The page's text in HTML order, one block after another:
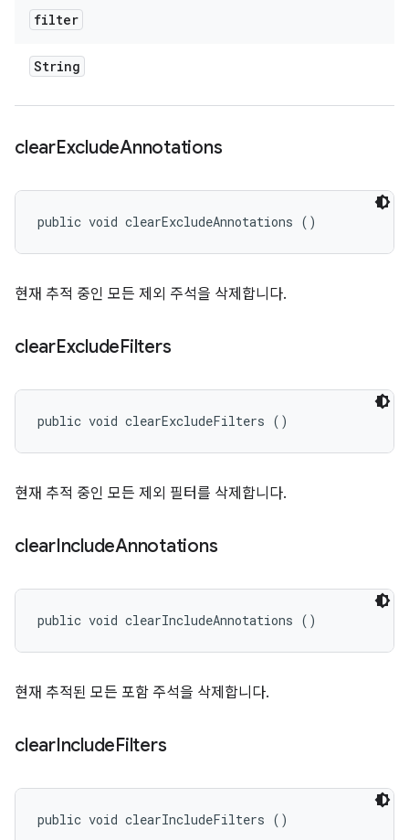
filter
String
clearExcludeAnnotations
public void clearExcludeAnnotations ()
현재 추적 중인 모든 제외 주석을 삭제합니다.
clearExcludeFilters
public void clearExcludeFilters ()
현재 추적 중인 모든 제외 필터를 삭제합니다.
clearIncludeAnnotations
public void clearIncludeAnnotations ()
현재 추적된 모든 포함 주석을 삭제합니다.
clearIncludeFilters
public void clearIncludeFilters ()